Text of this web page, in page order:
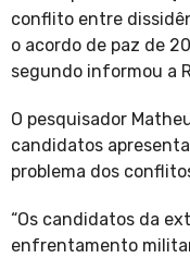
conflito entre
o acordo de paz de
segundo informou a
O pesquisador
candidatos
problema dos
“Os candidatos da
enfrentamento